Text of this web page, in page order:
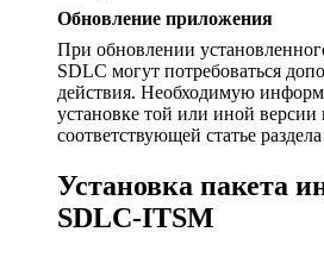
Обновление приложения
При обновлении
SDLC могут потребоваться
действия. Необходимую
установке той или иной
соответствующей статье раздела
Установка пакета
SDLC-ITSM